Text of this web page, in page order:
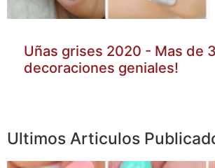
Uñas grises 2020 - Mas de
decoraciones geniales!
Ultimos Articulos